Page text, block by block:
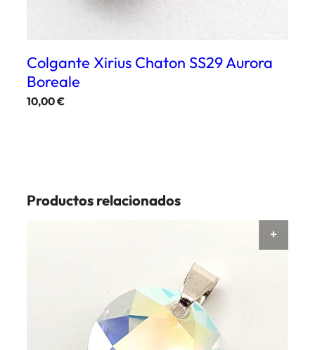
Colgante Xirius Chaton SS29 Aurora
Boreale
10,00€
Productos relacionados